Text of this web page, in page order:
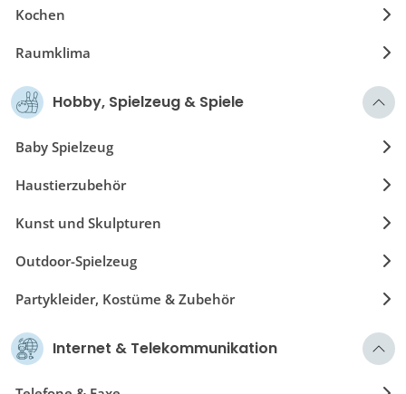
Kochen
Raumklima
Reinigung und Trocknung
Hobby, Spielzeug & Spiele
Baby Spielzeug
Haustierzubehör
Kunst und Skulpturen
Outdoor-Spielzeug
Partykleider, Kostüme & Zubehör
Schulbedarf
Internet & Telekommunikation